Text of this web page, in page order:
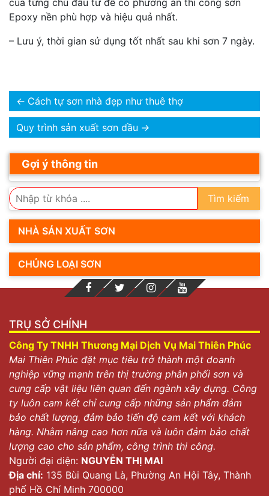
Epoxy nền phù hợp và hiệu quả nhất.
– Lưu ý, thời gian sử dụng tốt nhất sau khi sơn 7 ngày.
← Cách tự sơn nhà đẹp như thuê thợ
Quy trình sản xuất sơn dầu →
Gợi ý thông tin
Tìm kiếm
NHÀ SẢN XUẤT SƠN
CHỦNG LOẠI SƠN
TRỤ SỞ CHÍNH
Công Ty TNHH Thương Mại Dịch Vụ Mai Thiên Phúc
Mai Thiên Phúc đặt mục tiêu trở thành một doanh
nghiệp vững mạnh trên thị trường phân phối sơn và
cung cấp vật liệu liên quan đến ngành xây dựng. Công
ty luôn cam kết chỉ cung cấp những sản phẩm đảm
bảo chất lượng, đảm bảo tiến độ cam kết với khách
hàng. Nhằm nâng cao hơn nữa và luôn đảm bảo chất
lượng cao cho sản phẩm, công trình thi công.
Người đại diện: NGUYỄN THỊ MAI
Địa chỉ: 135 Bùi Quang Là, Phường An Hội Tây, Thành
phố Hồ Chí Minh 700000